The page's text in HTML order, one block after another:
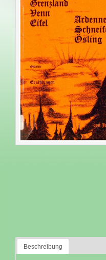
Beschreibung